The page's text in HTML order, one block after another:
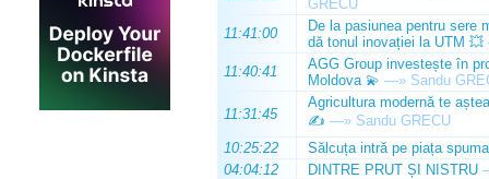
GRECU
11:41:00
De la pasiunea pentru sere
dă tonul inovației la UTM 💥
11:40:41
AGG Group investește în
Moldova 💫 —» Sandu
11:31:45
Agricultura modernă te
✍️ —» Sandu GRECU
10:25:22
Sălcuța intră pe piața
04:04:12
DINTRE PRUT ȘI NISTRU